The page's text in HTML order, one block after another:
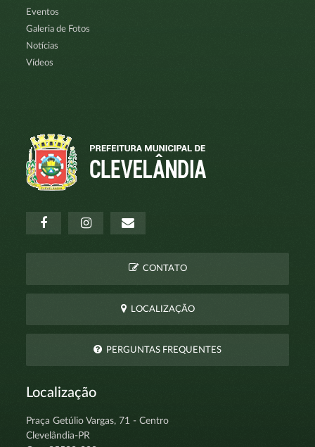
Eventos
Galeria de Fotos
Notícias
Vídeos
CONTATO
LOCALIZAÇÃO
PERGUNTAS FREQUENTES
Localização
Praça Getúlio Vargas, 71 - Centro
Clevelândia-PR